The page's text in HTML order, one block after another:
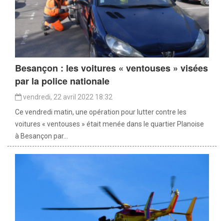
Besançon : les voitures « ventouses » visées
par la police nationale
vendredi, 22 avril 2022 18:32
Ce vendredi matin, une opération pour lutter contre les
voitures « ventouses » était menée dans le quartier Planoise
à Besançon par...